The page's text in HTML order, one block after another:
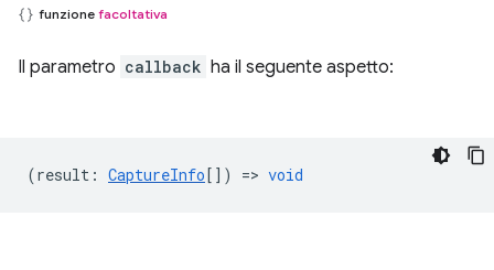
funzione facoltativa
Il parametro callback ha il seguente aspetto:
(result : CaptureInfo[]) => void